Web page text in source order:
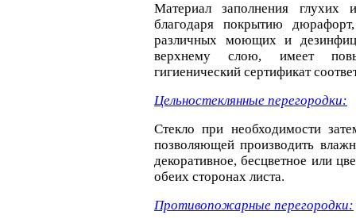
Материал заполнения глухих
благодаря покрытию
различных моющих и
верхнему слою, имеет
гигиенический сертификат
Цельностеклянные перегородки:
Стекло при необходимости
позволяющей производить
декоративное, бесцветное или
обеих сторонах листа.
Противопожарные перегородки: